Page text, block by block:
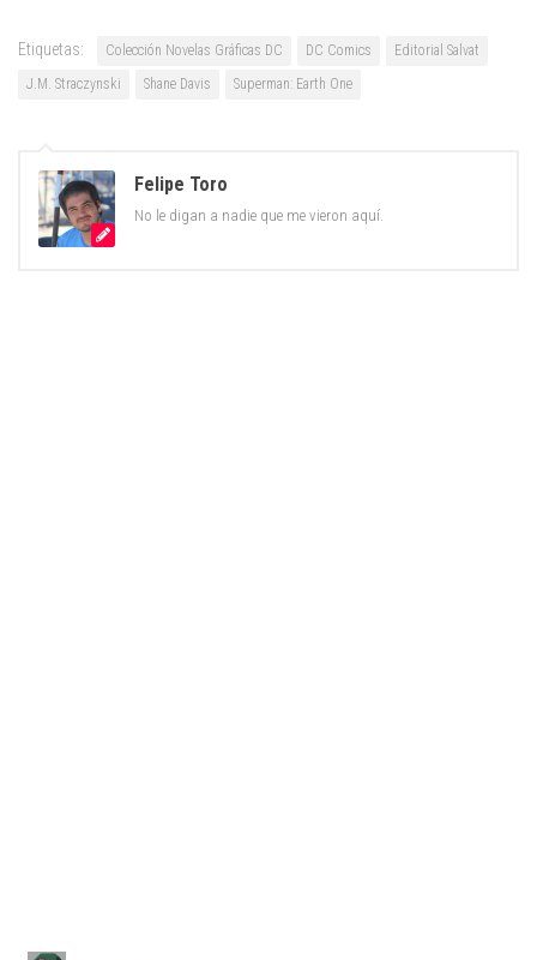
Etiquetas: Colección Novelas Gráficas DC DC Comics
Editorial Salvat
J.M. Straczynski
Shane Davis Superman: Earth One
Felipe Toro
No le digan a nadie que me vieron aquí.